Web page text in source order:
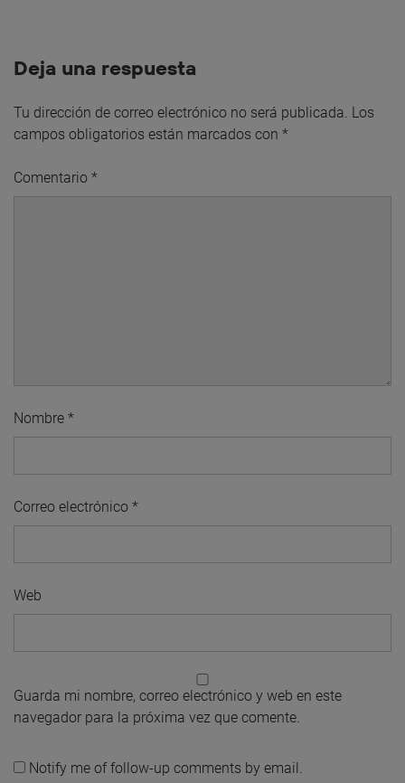
Deja una respuesta
Tu dirección de correo electrónico no será publicada. Los
campos obligatorios están marcados con *
Comentario *
Nombre *
Correo electrónico *
Web
Guarda mi nombre, correo electrónico y web en este
navegador para la próxima vez que comente.
Notify me of follow-up comments by email.